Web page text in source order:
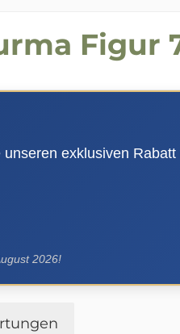
Figur
exklusiven
2026!